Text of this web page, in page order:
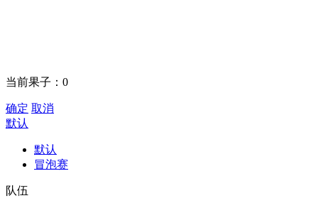
当前果子： 0
确定 取消
默认
默认
冒泡赛
队伍